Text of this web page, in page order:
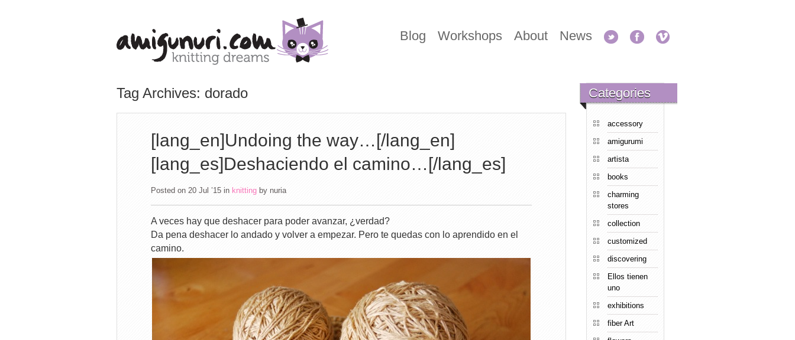
Blog Workshops About News
Tag Archives: dorado
[lang_en]Undoing the way…[/lang_en]
[lang_es]Deshaciendo el camino…[/lang_es]
Posted on 20 Jul ’15 in knitting by nuria
A veces hay que deshacer para poder avanzar, ¿verdad?
Da pena deshacer lo andado y volver a empezar. Pero te quedas con lo aprendido en el
camino.
Categories
accessory
amigurumi
artista
books
charming
stores
collection
customized
discovering
Ellos tienen
uno
exhibitions
fiber Art